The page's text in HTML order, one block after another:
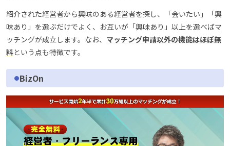
紹介された経営者から興味のある経営者を探し、「会いたい」「興
味あり」を選ぶだけでよく、お互いが「興味あり」以上を選べばマ
ッチングが成立します。なお、 マッチング申請以外の機能はほぼ無
料という点も特徴です。
BizOn